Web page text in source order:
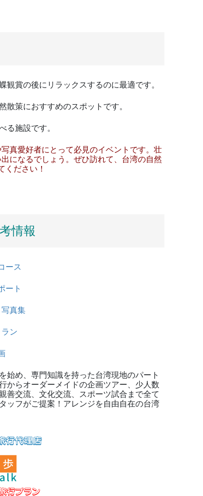
観賞の後にリラックスするのに最適です。
散策におすすめのスポットです。
る施設です。
真愛好者にとって必見のイベントです。壮
になるでしょう。ぜひ訪れて、台湾の自然
ください！
情報
ース
ート
真集
ン
め、専門知識を持った台湾現地のパート
からオーダーメイドの企画ツアー、少人数
善交流、文化交流、スポーツ試合まで全て
ッフがご提案！アレンジを自由自在の台湾